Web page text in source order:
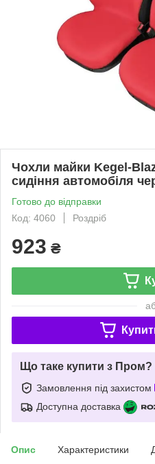
Чохли майки Kegel-
сидіння автомобіля
Готово до відправки
Код: 4060
Роздріб
923 ₴
Що таке купити з Пром?
Замовлення під захистом
Доступна доставка
Опис Характеристики